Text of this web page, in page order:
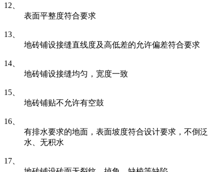
12、
表面平整度符合要求
13、
地砖铺设接缝直线度及高低差的允许偏差符合要求
14、
地砖铺设接缝均匀，宽度一致
15、
地砖铺贴不允许有空鼓
16、
有排水要求的地面，表面坡度符合设计要求，不倒泛
水、无积水
17、